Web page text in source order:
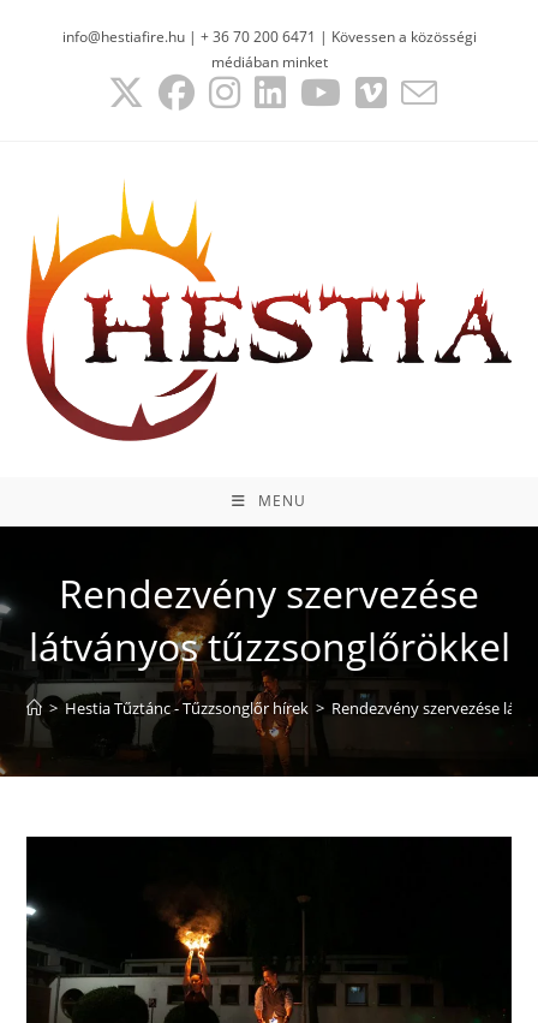
info@hestiafire.hu | + 36 70 200 6471 | Kövessen a közösségi
médiában minket
MENU
Rendezvény szervezése
látványos tűzzsonglőrökkel
> Hestia Tűztánc - Tűzzsonglőr hírek > Rendezvény szervezése